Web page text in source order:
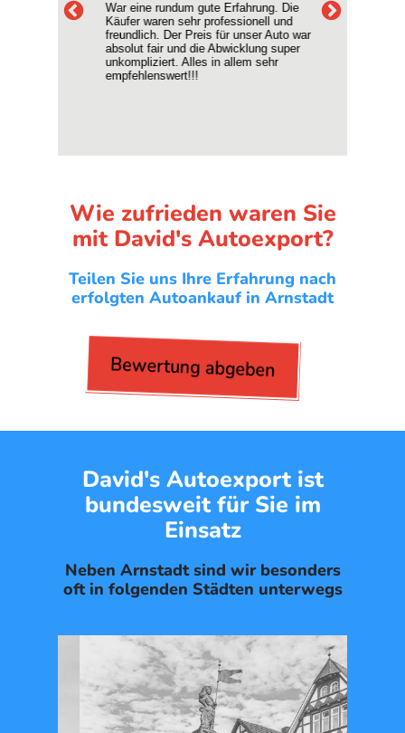
War eine rundum gute Erfahrung. Die
Käufer waren sehr professionell und
freundlich. Der Preis für unser Auto war
absolut fair und die Abwicklung super
unkompliziert. Alles in allem sehr
empfehlenswert!!!
Wie zufrieden waren Sie
mit David's Autoexport?
Teilen Sie uns Ihre Erfahrung nach
erfolgten Autoankauf in Arnstadt
Bewertung abgeben
David's Autoexport ist
bundesweit für Sie im
Einsatz
Neben Arnstadt sind wir besonders
oft in folgenden Städten unterwegs